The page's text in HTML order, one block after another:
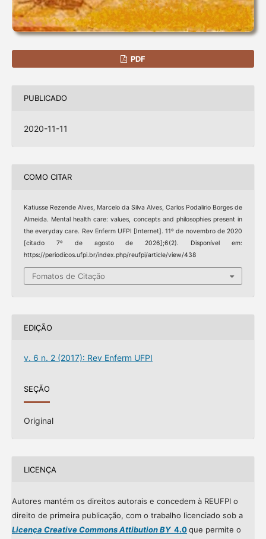
PDF
PUBLICADO
2020-11-11
COMO CITAR
Katiusse Rezende Alves, Marcelo da Silva Alves, Carlos Podalirio Borges de
Almeida. Mental health care: values, concepts and philosophies present in
the everyday care. Rev Enferm UFPI [Internet]. 11º de novembro de 2020
[citado 7º de agosto de 2026];6(2). Disponível em:
https://periodicos.ufpi.br/index.php/reufpi/article/view/438
Fomatos de Citação
EDIÇÃO
v. 6 n. 2 (2017): Rev Enferm UFPI
SEÇÃO
Original
LICENÇA
Autores mantém os direitos autorais e concedem à REUFPI o
direito de primeira publicação, com o trabalho licenciado sob a
Licença Creative Commons Attibution BY4.0que permite o